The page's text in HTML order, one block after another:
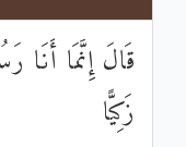
قَالَ إِنَّمَا
زَكِيًّا